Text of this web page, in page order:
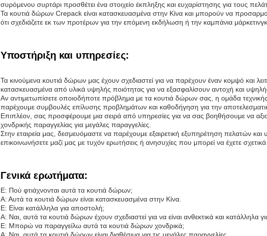
συρόμενου συρτάρι προσθέτει ένα στοιχείο έκπληξης και ευχαρίστησης για τους
Τα κουτιά δώρων Crepack είναι κατασκευασμένα στην Κίνα και μπορούν να
ότι σχεδιάζετε εκ των προτέρων για την επόμενη εκδήλωση ή την καμπάνια μάρκετινγκ.
Υποστήριξη και υπηρεσίες:
Τα κινούμενα κουτιά δώρων μας έχουν σχεδιαστεί για να παρέχουν έναν κομψό και
κατασκευασμένα από υλικά υψηλής ποιότητας για να εξασφαλίσουν αντοχή και
Αν αντιμετωπίσετε οποιοδήποτε πρόβλημα με τα κουτιά δώρων σας, η ομάδα
παρέχουμε συμβουλές επίλυσης προβλημάτων και καθοδήγηση για την
Επιπλέον, σας προσφέρουμε μια σειρά από υπηρεσίες για να σας βοηθήσουμε να
χονδρικής παραγγελίας για μεγάλες παραγγελίες.
Στην εταιρεία μας, δεσμευόμαστε να παρέχουμε εξαιρετική εξυπηρέτηση πελατών
επικοινωνήσετε μαζί μας με τυχόν ερωτήσεις ή ανησυχίες που μπορεί να έχετε
Γενικά ερωτήματα:
Ε: Πού φτιάχνονται αυτά τα κουτιά δώρων;
Α: Αυτά τα κουτιά δώρων είναι κατασκευασμένα στην Κίνα.
Ε: Είναι κατάλληλα για αποστολή;
Α: Ναι, αυτά τα κουτιά δώρων έχουν σχεδιαστεί για να είναι ανθεκτικά και κατάλληλα
Ε: Μπορώ να παραγγείλω αυτά τα κουτιά δώρων χονδρικά;